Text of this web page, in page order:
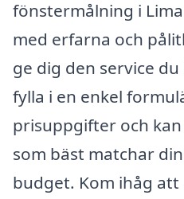
fönstermålning i
med erfarna och
ge dig den service
fylla i en enkel
prisuppgifter och
som bäst matchar
budget. Kom ihåg att